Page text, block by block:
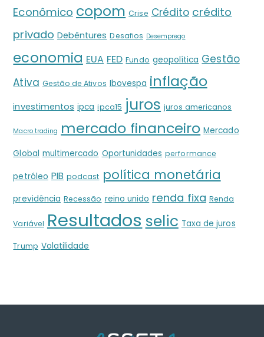
Econômico copom Crise Crédito crédito
privado Debêntures Desafios Desemprego
economia EUA FED Fundo geopolítica Gestão
Ativa Gestão de Ativos Ibovespa inflação
investimentos ipca ipca15 juros juros americanos
Macro trading mercado financeiro Mercado
Global multimercado Oportunidades performance
petróleo PIB podcast política monetária
previdência Recessão reino unido renda fixa Renda
Variável Resultados selic Taxa de juros
Trump Volatilidade